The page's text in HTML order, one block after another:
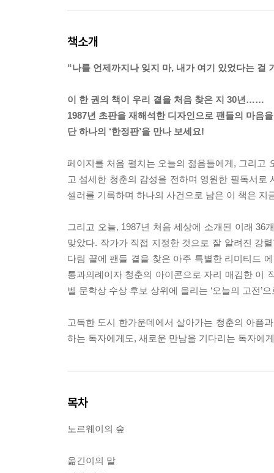
책소개
“나를 언제까지나 잊지 마, 내가 여기 있었다는 걸
이 한 권의 책이 우리 곁을 처음 찾은 지 30년……
1987년 초판을 재해석한 디자인으로 팬들의 마음
단 하나의 ‘한정판’을 만나 보세요!
페이지를 처음 펼치는 오늘의 젊음들에게, 그리고
고 섬세한 청춘의 감성을 전하며 영원한 필독서
셀러를 기록하며 하나의 사건으로 남은 이 책은
그리고 오늘, 1987년 처음 세상에 소개된 이래 36
맞았다. 작가가 직접 지정한 것으로 잘 알려진 강
다림 끝에 팬들 곁을 찾은 아주 특별한 리미티드
통과의례이자 청춘의 아이콘으로 자리 매김한 이
벨 문학상 수상 후보 상위에 올리는 ‘오늘의 고전’
고독한 도시 한가운데에서 살아가는 청춘의 아픔
하는 독자에게도, 새로운 만남을 기다리는 독자에
목차
노르웨이의 숲
옮긴이의 말